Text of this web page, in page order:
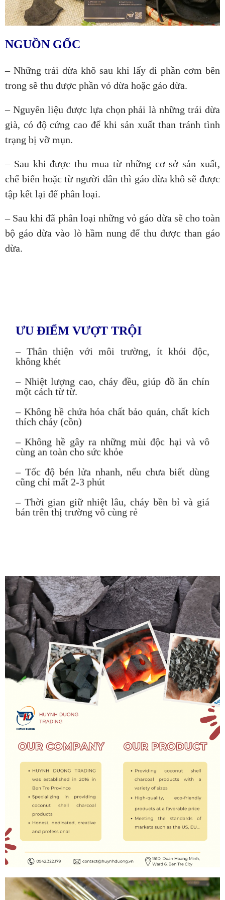
NGUỒN GỐC
– Những trái dừa khô sau khi lấy đi phần cơm bên
trong sẽ thu được phần vỏ dừa hoặc gáo dừa.
– Nguyên liệu được lựa chọn phải là những trái dừa
già, có độ cứng cao để khi sản xuất than tránh tình
trạng bị vỡ mụn.
– Sau khi được thu mua từ những cơ sở sản xuất,
chế biến hoặc từ người dân thì gáo dừa khô sẽ được
tập kết lại để phân loại.
– Sau khi đã phân loại những vỏ gáo dừa sẽ cho toàn
bộ gáo dừa vào lò hầm nung để thu được than gáo
dừa.
ƯU ĐIỂM VƯỢT TRỘI
– Thân thiện với môi trường, ít khói độc,
không khét
– Nhiệt lượng cao, cháy đều, giúp đồ ăn chín
một cách từ từ.
– Không hề chứa hóa chất bảo quản, chất kích
thích cháy (cồn)
– Không hề gây ra những mùi độc hại và vô
cùng an toàn cho sức khỏe
– Tốc độ bén lửa nhanh, nếu chưa biết dùng
cũng chỉ mất 2-3 phút
– Thời gian giữ nhiệt lâu, cháy bền bỉ và giá
bán trên thị trường vô cùng rẻ